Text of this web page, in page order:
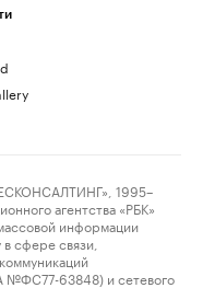
1995–
агентства «РБК»
информации
сфере связи,
№ФС77-63848) и сетевого